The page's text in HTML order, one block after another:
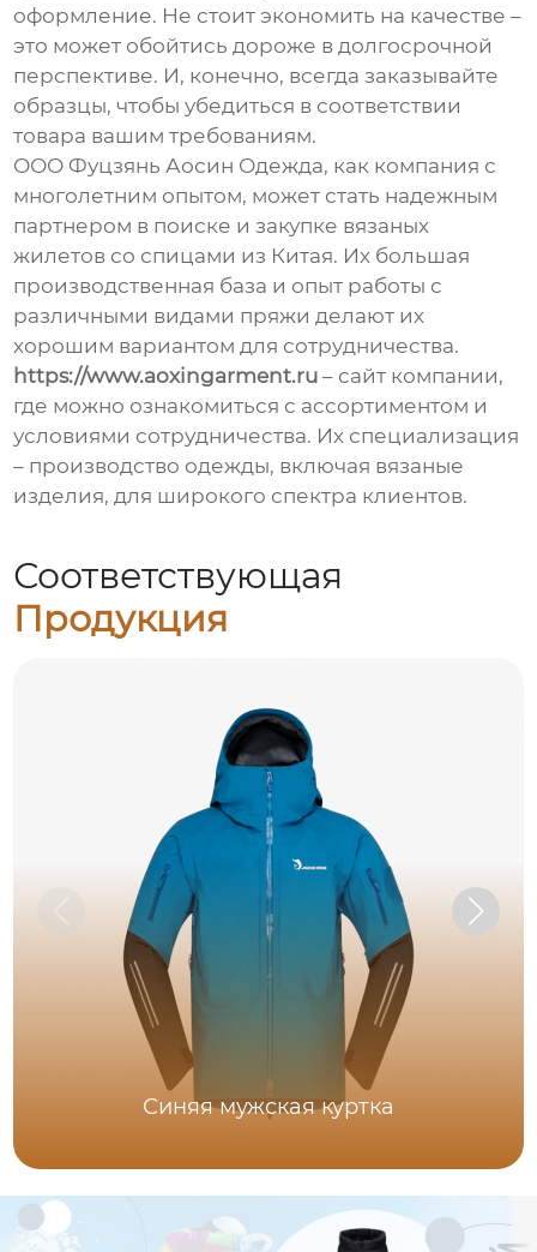
оформление. Не стоит экономить на качестве –
это может обойтись дороже в долгосрочной
перспективе. И, конечно, всегда заказывайте
образцы, чтобы убедиться в соответствии
товара вашим требованиям.
ООО Фуцзянь Аосин Одежда, как компания с
многолетним опытом, может стать надежным
партнером в поиске и закупке вязаных
жилетов со спицами из Китая. Их большая
производственная база и опыт работы с
различными видами пряжи делают их
хорошим вариантом для сотрудничества.
https://www.aoxingarment.ru – сайт компании,
где можно ознакомиться с ассортиментом и
условиями сотрудничества. Их специализация
– производство одежды, включая вязаные
изделия, для широкого спектра клиентов.
Соответствующая
Продукция
Синяя мужская куртка